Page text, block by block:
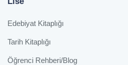
Edebiyat Kitaplığı
Tarih Kitaplığı
Öğrenci Rehberi/Blog